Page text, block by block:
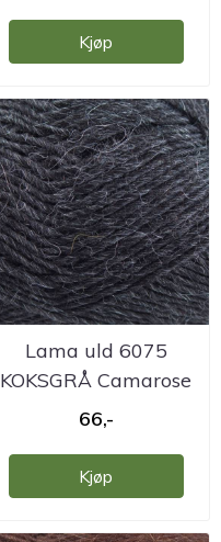
Kjøp
Lama uld 6075
KOKSGRÅ Camarose
66,-
Kjøp